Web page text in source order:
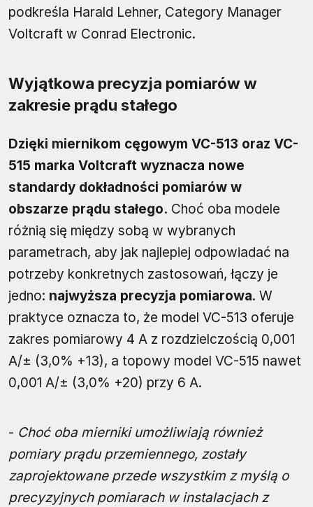
podkreśla Harald Lehner, Category Manager
Voltcraft w Conrad Electronic.
Wyjątkowa precyzja pomiarów w
zakresie prądu stałego
Dzięki miernikom cęgowym VC-513 oraz VC-
515 marka Voltcraft wyznacza nowe
standardy dokładności pomiarów w
obszarze prądu stałego. Choć oba modele
różnią się między sobą w wybranych
parametrach, aby jak najlepiej odpowiadać na
potrzeby konkretnych zastosowań, łączy je
jedno: najwyższa precyzja pomiarowa. W
praktyce oznacza to, że model VC-513 oferuje
zakres pomiarowy 4 A z rozdzielczością 0,001
A/± (3,0% +13), a topowy model VC-515 nawet
0,001 A/± (3,0% +20) przy 6 A.
- Choć oba mierniki umożliwiają również
pomiary prądu przemiennego, zostały
zaprojektowane przede wszystkim z myślą o
precyzyjnych pomiarach w instalacjach z